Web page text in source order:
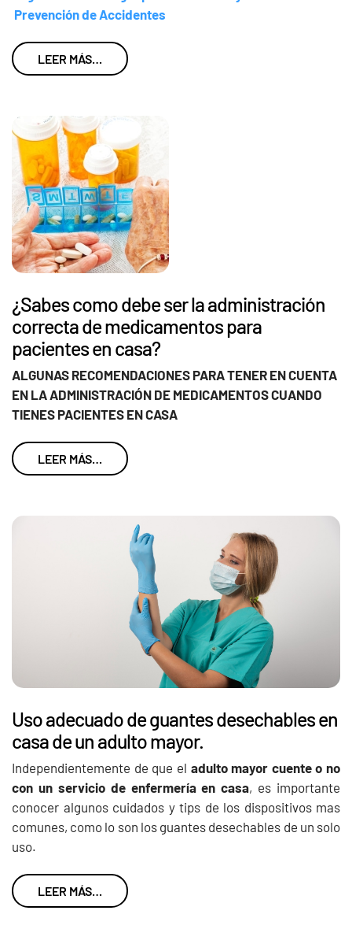
Prevención de Accidentes
LEER MÁS…
¿Sabes como debe ser la administración
correcta de medicamentos para
pacientes en casa?
ALGUNAS RECOMENDACIONES PARA TENER EN CUENTA
EN LA ADMINISTRACIÓN DE MEDICAMENTOS CUANDO
TIENES PACIENTES EN CASA
LEER MÁS…
Uso adecuado de guantes desechables en
casa de un adulto mayor.
Independientemente de que el adulto mayor cuente o no
con un servicio de enfermería en casa, es importante
conocer algunos cuidados y tips de los dispositivos mas
comunes, como lo son los guantes desechables de un solo
uso.
LEER MÁS…